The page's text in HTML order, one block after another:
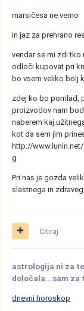
marsičesa ne vemo
in jaz za prehrano
vendar se mi zdi tko
odloči kupovat pri
bo vsem veliko bolj
zdej ko bo pomlad,
proizvodov nam
naberem kaj
kot da sem jim
http://
g
Pri nas je gozda
slastnega in
Citiraj
astrologija ni za
določala...sam za
dnevni horoskop